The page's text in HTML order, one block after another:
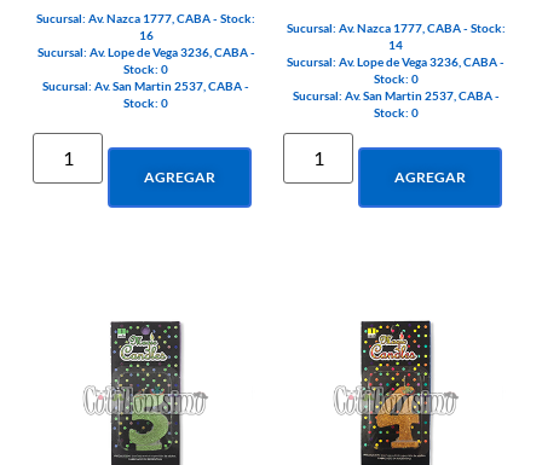
Sucursal: Av. Nazca 1777, CABA - Stock:
16
Sucursal: Av. Lope de Vega 3236, CABA -
Stock: 0
Sucursal: Av. San Martin 2537, CABA -
Stock: 0
AGREGAR
Sucursal: Av. Nazca 1777, CABA - Stock:
14
Sucursal: Av. Lope de Vega 3236, CABA -
Stock: 0
Sucursal: Av. San Martin 2537, CABA -
Stock: 0
AGREGAR